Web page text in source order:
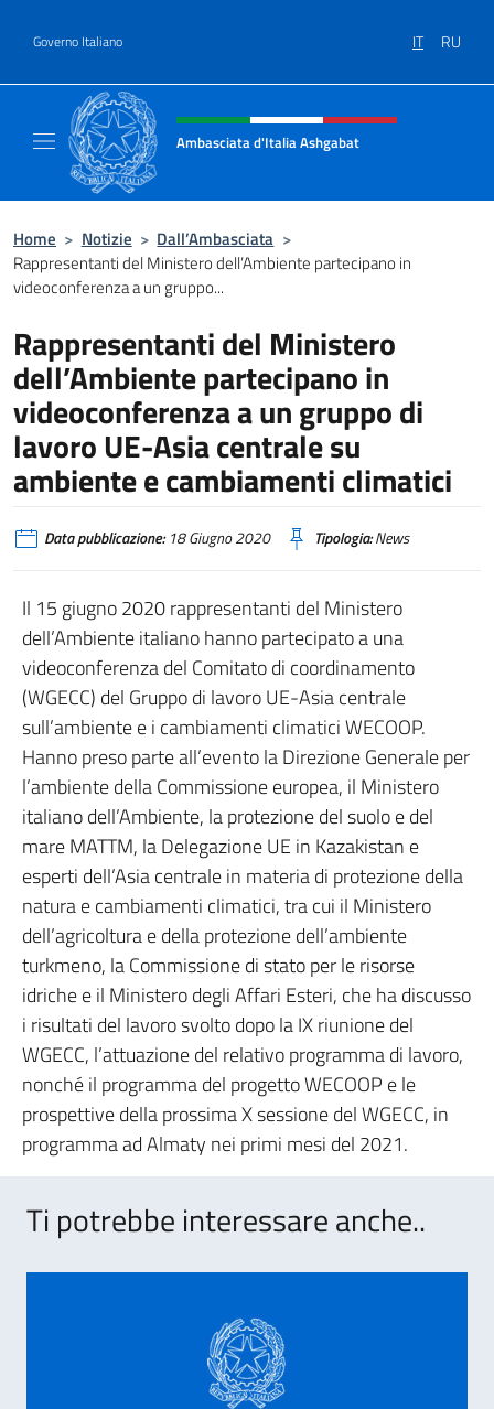
Governo Italiano IT RU
Intestazione sito, social e menù
Ambasciata d'Italia Ashgabat
Home > Notizie > Dall’Ambasciata >
Rappresentanti del Ministero dell’Ambiente partecipano in
videoconferenza a un gruppo...
Rappresentanti del Ministero
dell’Ambiente partecipano in
videoconferenza a un gruppo di
lavoro UE-Asia centrale su
ambiente e cambiamenti climatici
Data pubblicazione:18 Giugno 2020 Tipologia:News
Il 15 giugno 2020 rappresentanti del Ministero
dell’Ambiente italiano hanno partecipato a una
videoconferenza del Comitato di coordinamento
(WGECC) del Gruppo di lavoro UE-Asia centrale
sull’ambiente e i cambiamenti climatici WECOOP.
Hanno preso parte all’evento la Direzione Generale per
l’ambiente della Commissione europea, il Ministero
italiano dell’Ambiente, la protezione del suolo e del
mare MATTM, la Delegazione UE in Kazakistan e
esperti dell’Asia centrale in materia di protezione della
natura e cambiamenti climatici, tra cui il Ministero
dell’agricoltura e della protezione dell’ambiente
turkmeno, la Commissione di stato per le risorse
idriche e il Ministero degli Affari Esteri, che ha discusso
i risultati del lavoro svolto dopo la IX riunione del
WGECC, l’attuazione del relativo programma di lavoro,
nonché il programma del progetto WECOOP e le
prospettive della prossima X sessione del WGECC, in
programma ad Almaty nei primi mesi del 2021.
Ti potrebbe interessare anche..